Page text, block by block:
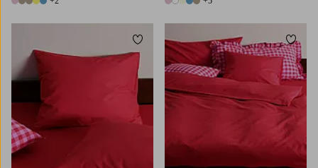
7 värejä 10 värejä
Lisää suosikkeihin Lisää